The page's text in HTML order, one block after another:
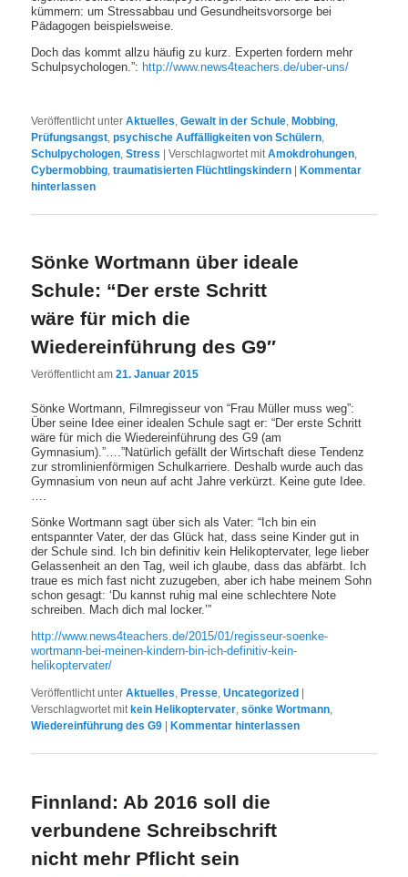
kümmern: um Stressabbau und Gesundheitsvorsorge bei
Pädagogen beispielsweise.
Doch das kommt allzu häufig zu kurz. Experten fordern mehr
Schulpsychologen.”: http://www.news4teachers.de/uber-uns/
Veröffentlicht unter Aktuelles ,Gewalt in der Schule ,Mobbing
Prüfungsangst ,psychische Auffälligkeiten von Schülern
Schulpychologen ,Stress |Verschlagwortet mit Amokdrohungen
Cybermobbing ,traumatisierten Flüchtlingskindern |Kommentar
hinterlassen
Sönke Wortmann über ideale
Schule: “Der erste Schritt
wäre für mich die
Wiedereinführung des G9″
Veröffentlicht am21. Januar 2015
Sönke Wortmann, Filmregisseur von “Frau Müller muss weg”:
Über seine Idee einer idealen Schule sagt er: “Der erste Schritt
wäre für mich die Wiedereinführung des G9 (am
Gymnasium).”….”Natürlich gefällt der Wirtschaft diese Tendenz
zur stromlinienförmigen Schulkarriere. Deshalb wurde auch das
Gymnasium von neun auf acht Jahre verkürzt. Keine gute Idee.
….
Sönke Wortmann sagt über sich als Vater: “Ich bin ein
entspannter Vater, der das Glück hat, dass seine Kinder gut in
der Schule sind. Ich bin definitiv kein Helikoptervater, lege lieber
Gelassenheit an den Tag, weil ich glaube, dass das abfärbt. Ich
traue es mich fast nicht zuzugeben, aber ich habe meinem Sohn
schon gesagt: ‘Du kannst ruhig mal eine schlechtere Note
schreiben. Mach dich mal locker.’”
http://www.news4teachers.de/2015/01/regisseur-soenke-
wortmann-bei-meinen-kindern-bin-ich-definitiv-kein-
helikoptervater/
Veröffentlicht unter Aktuelles, Presse,Uncategorized
Verschlagwortet mit kein Helikoptervater,sönke Wortmann,
Wiedereinführung des G9
Kommentar hinterlassen
Finnland: Ab 2016 soll die
verbundene Schreibschrift
nicht mehr Pflicht sein